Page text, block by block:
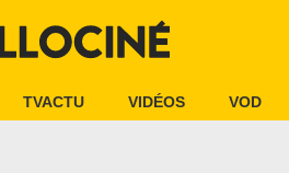
TVACTU VIDÉOS VOD